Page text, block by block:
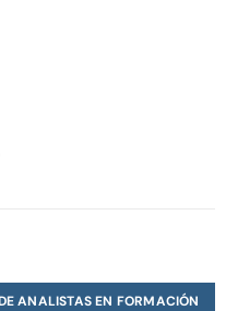
ANALISTAS EN FORMACIÓN